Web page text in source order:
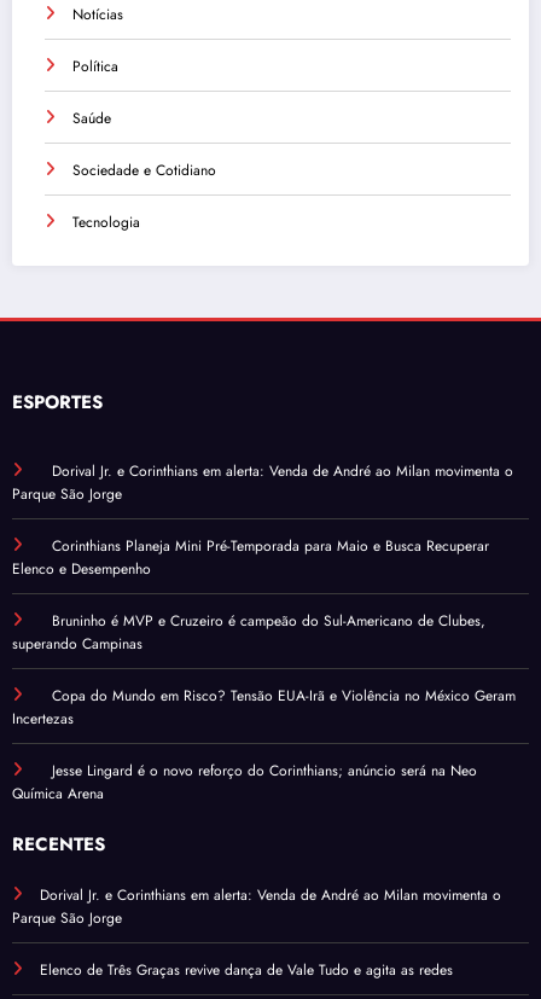
Notícias
Política
Saúde
Sociedade e Cotidiano
Tecnologia
ESPORTES
Dorival Jr. e Corinthians em alerta: Venda de André ao Milan movimenta o
Parque São Jorge
Corinthians Planeja Mini Pré-Temporada para Maio e Busca Recuperar
Elenco e Desempenho
Bruninho é MVP e Cruzeiro é campeão do Sul-Americano de Clubes,
superando Campinas
Copa do Mundo em Risco? Tensão EUA-Irã e Violência no México Geram
Incertezas
Jesse Lingard é o novo reforço do Corinthians; anúncio será na Neo
Química Arena
RECENTES
Dorival Jr. e Corinthians em alerta: Venda de André ao Milan movimenta o
Parque São Jorge
Elenco de Três Graças revive dança de Vale Tudo e agita as redes